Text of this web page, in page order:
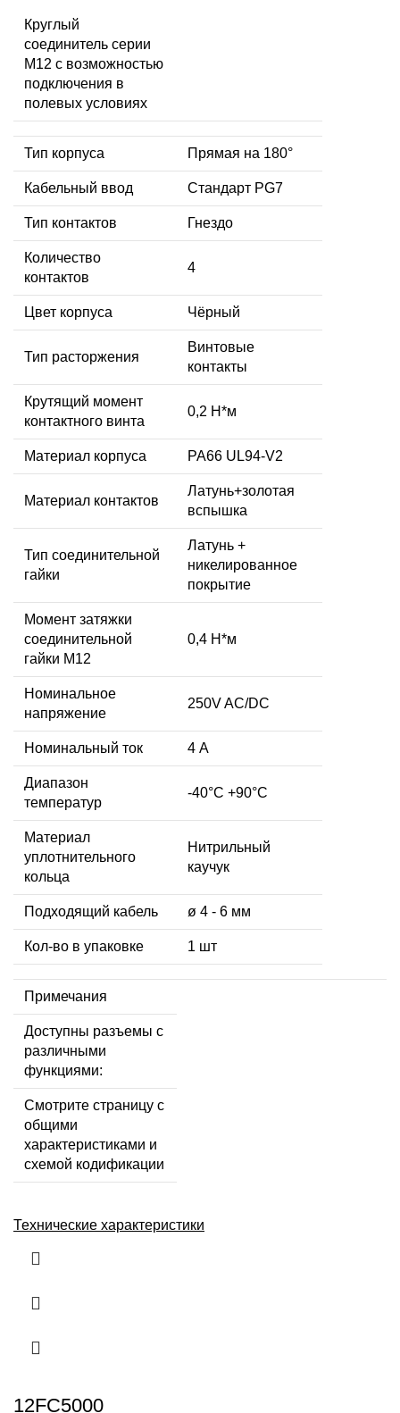
Круглый
соединитель серии
M12 с возможностью
подключения в
полевых условиях
Тип корпуса Прямая на 180°
Кабельный ввод Стандарт PG7
Тип контактов Гнездо
Количество
контактов
4
Цвет корпуса Чёрный
Тип расторжения
Винтовые
контакты
Крутящий момент
контактного винта
0,2 Н*м
Материал корпуса PA66 UL94-V2
Материал контактов
Латунь+золотая
вспышка
Тип соединительной
гайки
Латунь +
никелированное
покрытие
Момент затяжки
соединительной
гайки M12
0,4 Н*м
Номинальное
напряжение
250V AC/DC
Номинальный ток 4 А
Диапазон
температур
-40°C +90°C
Материал
уплотнительного
кольца
Нитрильный
каучук
Подходящий кабель ø 4 - 6 мм
Кол-во в упаковке 1 шт
Примечания
Доступны разъемы с
различными
функциями:
Смотрите страницу с
общими
характеристиками и
схемой кодификации
Технические характеристики
12FC5000